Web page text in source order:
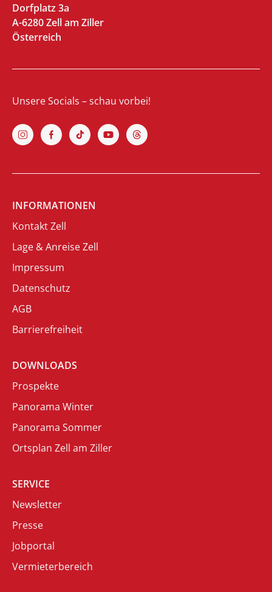
Dorfplatz 3a
A-6280 Zell am Ziller
Österreich
Unsere Socials – schau vorbei!
INFORMATIONEN
Kontakt Zell
Lage & Anreise Zell
Impressum
Datenschutz
AGB
Barrierefreiheit
DOWNLOADS
Prospekte
Panorama Winter
Panorama Sommer
Ortsplan Zell am Ziller
SERVICE
Newsletter
Presse
Jobportal
Vermieterbereich